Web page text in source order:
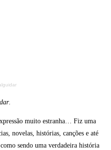
.
muito estranha… Fiz uma
novelas, histórias, canções e até
sendo uma verdadeira história